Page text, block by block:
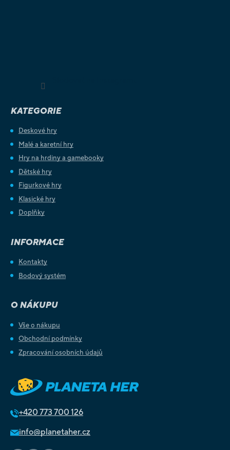
KATEGORIE
Deskové hry
Malé a karetní hry
Hry na hrdiny a gamebooky
Dětské hry
Figurkové hry
Klasické hry
Doplňky
INFORMACE
Kontakty
Bodový systém
O NÁKUPU
Vše o nákupu
Obchodní podmínky
Zpracování osobních údajů
+420 773 700 126
info@planetaher.cz